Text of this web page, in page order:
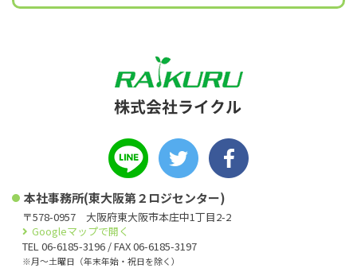
本社事務所(東大阪第２ロジセンター)
〒578-0957 大阪府東大阪市本庄中1丁目2-2
Googleマップで開く
TEL 06-6185-3196 / FAX 06-6185-3197
※月〜土曜日（年末年始・祝日を除く）